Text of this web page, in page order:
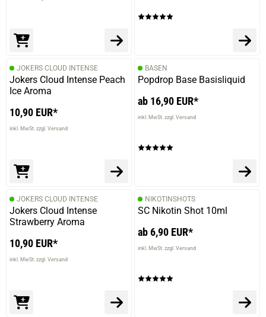
JOKERS CLOUD INTENSE
Jokers Cloud Intense Peach
Ice Aroma
10,90 EUR*
inkl. MwSt. zzgl. Versand
BASEN
Popdrop Base Basisliquid
ab 16,90 EUR*
inkl. MwSt. zzgl. Versand
JOKERS CLOUD INTENSE
Jokers Cloud Intense
Strawberry Aroma
10,90 EUR*
inkl. MwSt. zzgl. Versand
NIKOTINSHOTS
SC Nikotin Shot 10ml
ab 6,90 EUR*
inkl. MwSt. zzgl. Versand